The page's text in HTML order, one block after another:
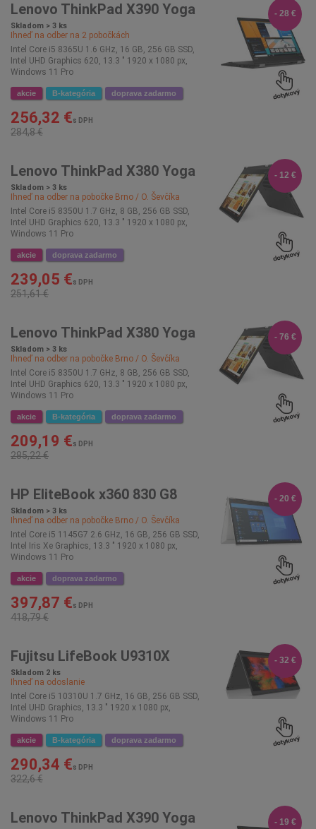
Lenovo ThinkPad X390 Yoga
Skladom > 3 ks
Ihneď na odber na 2 pobočkách
Intel Core i5 8365U 1.6 GHz, 16 GB, 256 GB SSD,
Intel UHD Graphics 620, 13.3 " 1920 x 1080 px,
Windows 11 Pro
akcie B-kategória doprava zadarmo
- 28 €
256,32 €s DPH
284,8 €
Lenovo ThinkPad X380 Yoga
Skladom > 3 ks
Ihneď na odber na pobočke Brno / O. Ševčíka
Intel Core i5 8350U 1.7 GHz, 8 GB, 256 GB SSD,
Intel UHD Graphics 620, 13.3 " 1920 x 1080 px,
Windows 11 Pro
akcie doprava zadarmo
- 12 €
239,05 €s DPH
251,61 €
Lenovo ThinkPad X380 Yoga
Skladom > 3 ks
Ihneď na odber na pobočke Brno / O. Ševčíka
Intel Core i5 8350U 1.7 GHz, 8 GB, 256 GB SSD,
Intel UHD Graphics 620, 13.3 " 1920 x 1080 px,
Windows 11 Pro
akcie B-kategória doprava zadarmo
- 76 €
209,19 €s DPH
285,22 €
HP EliteBook x360 830 G8
Skladom > 3 ks
Ihneď na odber na pobočke Brno / O. Ševčíka
Intel Core i5 1145G7 2.6 GHz, 16 GB, 256 GB SSD,
Intel Iris Xe Graphics, 13.3 " 1920 x 1080 px,
Windows 11 Pro
akcie doprava zadarmo
- 20 €
397,87 €s DPH
418,79 €
Fujitsu LifeBook U9310X
Skladom 2 ks
Ihneď na odoslanie
Intel Core i5 10310U 1.7 GHz, 16 GB, 256 GB SSD,
Intel UHD Graphics, 13.3 " 1920 x 1080 px,
Windows 11 Pro
akcie B-kategória doprava zadarmo
- 32 €
290,34 €s DPH
322,6 €
Lenovo ThinkPad X390 Yoga - 19 €